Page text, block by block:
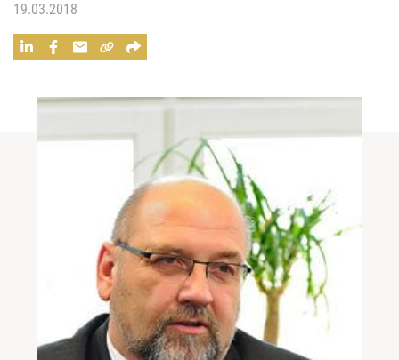
19.03.2018